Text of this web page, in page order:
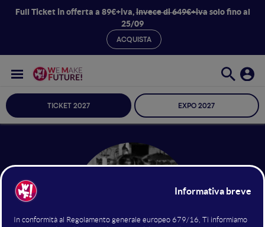
Full Ticket in offerta a 89€+iva,invece di 649€+ivasolo fino al
25/09
ACQUISTA
TICKET 2027 EXPO 2027